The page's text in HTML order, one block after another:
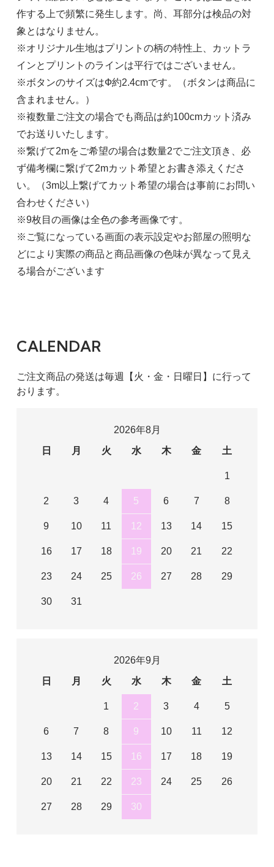
作する上で頻繁に発生します。尚、耳部分は検品の対
象とはなりません。
※オリジナル生地はプリントの柄の特性上、カットラ
インとプリントのラインは平行ではございません。
※ボタンのサイズはФ約2.4cmです。（ボタンは商品に
含まれません。）
※複数量ご注文の場合でも商品は約100cmカット済み
でお送りいたします。
※繋げて2mをご希望の場合は数量2でご注文頂き、必
ず備考欄に繋げて2mカット希望とお書き添えくださ
い。（3m以上繋げてカット希望の場合は事前にお問い
合わせください）
※9枚目の画像は全色の参考画像です。
※ご覧になっている画面の表示設定やお部屋の照明な
どにより実際の商品と商品画像の色味が異なって見え
る場合がございます
CALENDAR
ご注文商品の発送は毎週【火・金・日曜日】に行って
おります。
2026年8月
日
月 火 水 木 金 土
1
2 3 4 5 6 7 8
9 10 11 12 13 14 15
16 17 18 19 20 21 22
23 24 25 26 27 28 29
30 31
2026年9月
日
月 火 水 木 金 土
1 2 3 4 5
6 7 8 9 10 11 12
13 14 15 16 17 18 19
20 21 22 23 24 25 26
27 28 29 30